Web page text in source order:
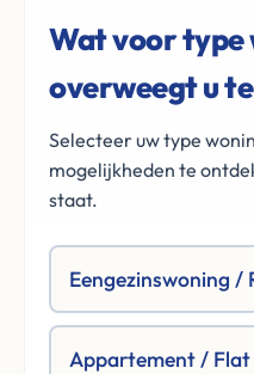
Wat voor type
overweegt u
Selecteer uw type
mogelijkheden te
staat.
Eengezinswoning /
Appartement / Flat